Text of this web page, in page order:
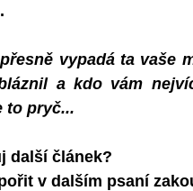
vypadá ta vaše
a kdo vám
to pryč...
další článek?
v dalším psaní